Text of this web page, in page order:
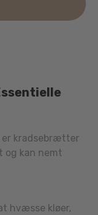
er kradsebrætter
og kan nemt
hvæsse kløer,